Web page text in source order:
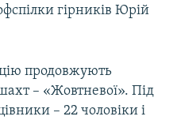
гірників Юрій
продовжують
– «Жовтневої». Під
– 22 чоловіки і